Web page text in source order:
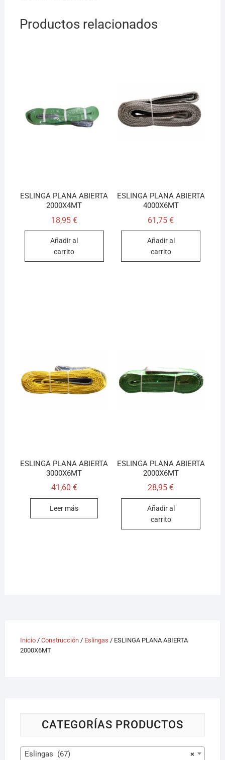
Productos relacionados
ESLINGA PLANA ABIERTA
2000X4MT
18,95 €
Añadir al
carrito
ESLINGA PLANA ABIERTA
4000X6MT
61,75€
Añadir al
carrito
ESLINGA PLANA ABIERTA
3000X6MT
41,60 €
Leer más
ESLINGA PLANA ABIERTA
2000X6MT
28,95€
Añadir al
carrito
Inicio/ Construcción/ Eslingas / ESLINGA PLANA ABIERTA
2000X6MT
CATEGORÍAS PRODUCTOS
×
Eslingas (67)